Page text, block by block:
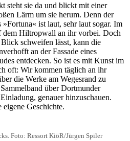
steht sie da und blickt mit einer
Lärm um sie herum. Denn der
ist laut, sehr laut sogar. Im
dem Hiltropwall an ihr vorbei. Doch
schweifen lässt, kann die
an der Fassade eines
entdecken. So ist es mit Kunst im
oft: Wir kommen täglich an ihr
die Werke am Wegesrand zu
über Dortmunder
genauer hinzuschauen.
eigene Geschichte.
Foto: Ressort KiöR/Jürgen Spiler